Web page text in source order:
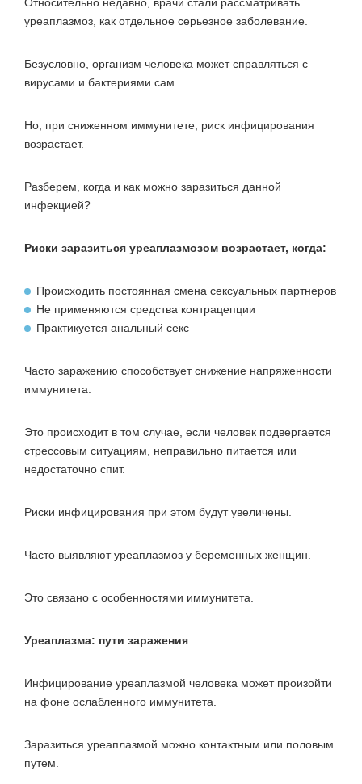
уреаплазмоз, как отдельное серьезное заболевание.
Безусловно, организм человека может справляться с
вирусами и бактериями сам.
Но, при сниженном иммунитете, риск инфицирования
возрастает.
Разберем, когда и как можно заразиться данной
инфекцией?
Риски заразиться уреаплазмозом возрастает, когда:
Происходить постоянная смена сексуальных партнеров
Не применяются средства контрацепции
Практикуется анальный секс
Часто заражению способствует снижение напряженности
иммунитета.
Это происходит в том случае, если человек подвергается
стрессовым ситуациям, неправильно питается или
недостаточно спит.
Риски инфицирования при этом будут увеличены.
Часто выявляют уреаплазмоз у беременных женщин.
Это связано с особенностями иммунитета.
Уреаплазма: пути заражения
Инфицирование уреаплазмой человека может произойти
на фоне ослабленного иммунитета.
Заразиться уреаплазмой можно контактным или половым
путем.